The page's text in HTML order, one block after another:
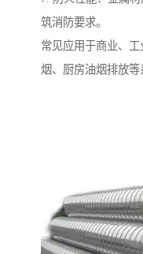
筑消防要求。
常见应用于商业、
烟、厨房油烟排放等